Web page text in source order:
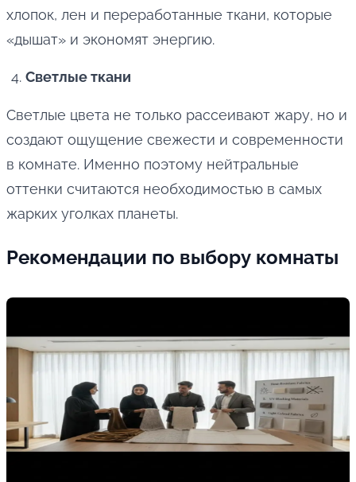
хлопок, лен и переработанные ткани, которые
«дышат» и экономят энергию.
Светлые ткани
Светлые цвета не только рассеивают жару, но и
создают ощущение свежести и современности
в комнате. Именно поэтому нейтральные
оттенки считаются необходимостью в самых
жарких уголках планеты.
Рекомендации по выбору комнаты